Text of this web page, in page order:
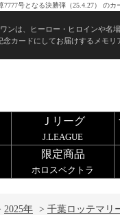
号となる決勝弾（25.4.27） の
ンは、ヒーロー・ヒロインや名場
念カードにしてお届けするメモリ
Ｊリーグ
J.LEAGUE
限定商品
ホロスペクトラ
2025年 > 千葉ロッテマリ